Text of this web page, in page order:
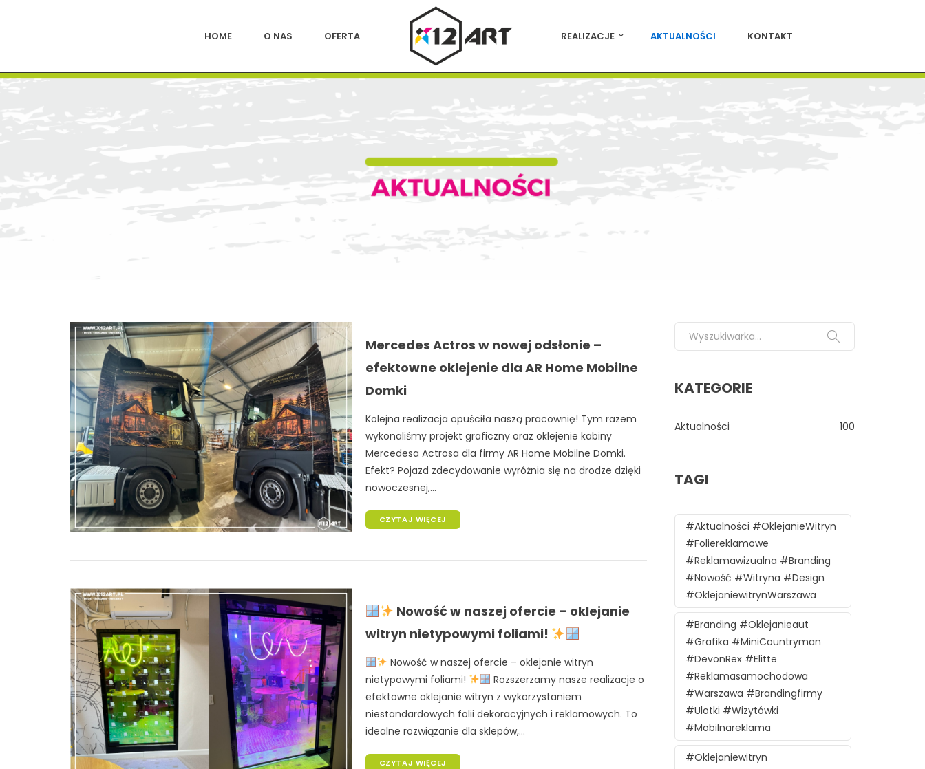
HOME O NAS OFERTA REALIZACJE AKTUALNOŚCI KONTAKT
Mercedes Actros w nowej odsłonie –
efektowne oklejenie dla AR Home Mobilne
Domki
Kolejna realizacja opuściła naszą pracownię! Tym razem
wykonaliśmy projekt graficzny oraz oklejenie kabiny
Mercedesa Actrosa dla firmy AR Home Mobilne Domki.
Efekt? Pojazd zdecydowanie wyróżnia się na drodze dzięki
nowoczesnej,...
CZYTAJ WIĘCEJ
Nowość w naszej ofercie – oklejanie
witryn nietypowymi foliami!
Nowość w naszej ofercie – oklejanie witryn
nietypowymi foliami!
Rozszerzamy nasze realizacje o
efektowne oklejanie witryn z wykorzystaniem
niestandardowych folii dekoracyjnych i reklamowych. To
idealne rozwiązanie dla sklepów,...
CZYTAJ WIĘCEJ
Search for:
KATEGORIE
Aktualności 100
TAGI
#aktualności #oklejanieWitryn
#foliereklamowe
#reklamawizualna #branding
#nowość #witryna #design
#oklejaniewitrynWarszawa
#branding #oklejanieaut
#grafika #MiniCountryman
#DevonRex #Elitte
#reklamasamochodowa
#Warszawa #brandingfirmy
#ulotki #wizytówki
#mobilnareklama
#oklejaniewitryn